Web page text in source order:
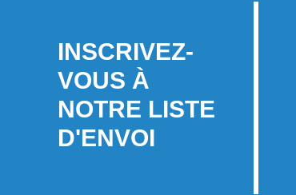
INSCRIVEZ-
VOUS À
NOTRE LISTE
D'ENVOI